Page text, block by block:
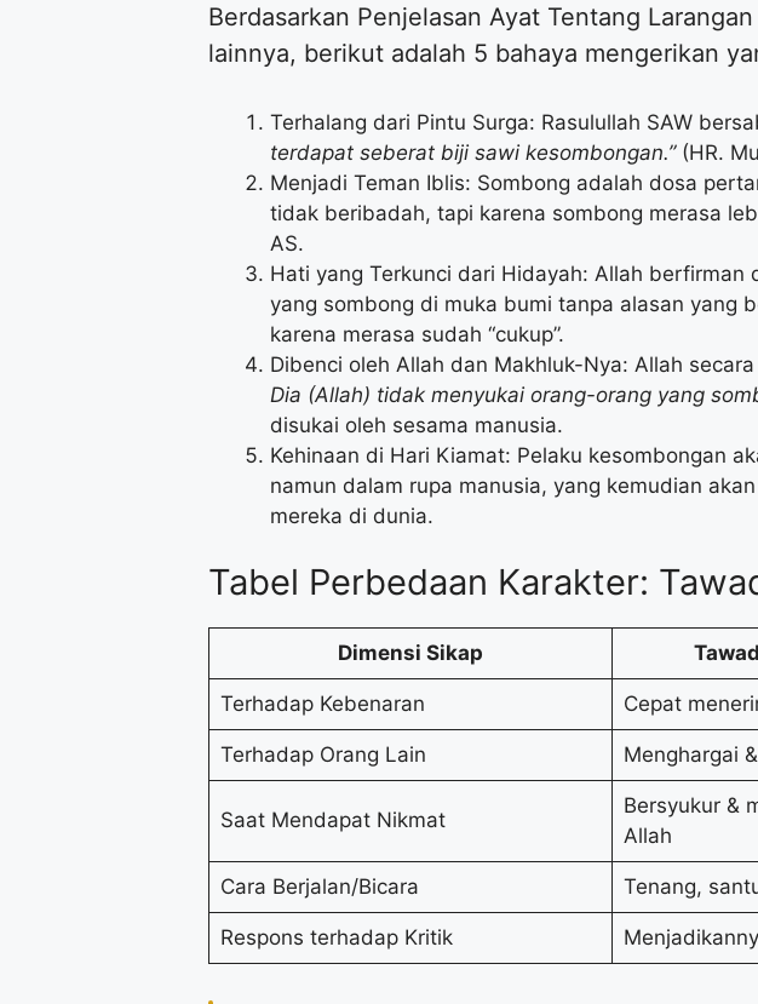
Berdasarkan Penjelasan Ayat Tentang
lainnya, berikut adalah 5 bahaya mengerikan
Terhalang dari Pintu Surga: Rasulullah SAW
terdapat seberat biji sawi kesombongan.”(HR.
Menjadi Teman Iblis: Sombong adalah dosa
tidak beribadah, tapi karena sombong merasa
AS.
Hati yang Terkunci dari Hidayah: Allah berfirman
yang sombong di muka bumi tanpa alasan yang
karena merasa sudah “cukup”.
Dibenci oleh Allah dan Makhluk-Nya: Allah
Dia (Allah) tidak menyukai orang-orang yang
disukai oleh sesama manusia.
Kehinaan di Hari Kiamat: Pelaku kesombongan
namun dalam rupa manusia, yang kemudian
mereka di dunia.
Tabel Perbedaan Karakter:
Dimensi Sikap
Terhadap Kebenaran Cepat
Terhadap Orang Lain Menghargai
Saat Mendapat Nikmat
Bersyukur &
Allah
Cara Berjalan/Bicara Tenang,
Respons terhadap Kritik